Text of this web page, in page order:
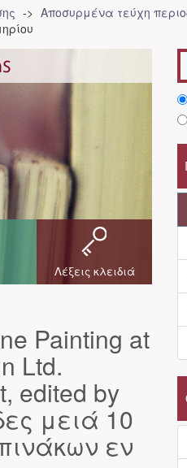
Αποσυρμένα τεύχη
Λέξεις κλειδιά
Painting at
Ltd.
edited by
μειά 10
εν